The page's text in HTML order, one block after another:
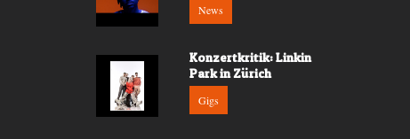
News
Konzertkritik: Linkin
Park in Zürich
Gigs